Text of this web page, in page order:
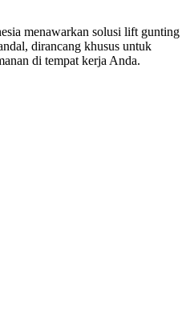
menawarkan solusi lift gunting
dirancang khusus untuk
di tempat kerja Anda.